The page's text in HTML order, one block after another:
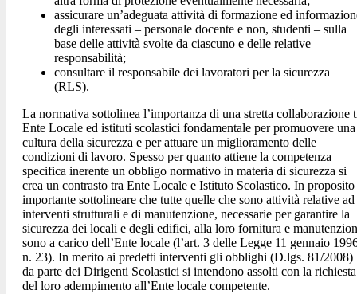
assicurare un’adeguata attività di formazione ed
degli interessati – personale docente e non, studenti – sulla
base delle attività svolte da ciascuno e delle relative
responsabilità;
consultare il responsabile dei lavoratori per la sicurezza
(RLS).
La normativa sottolinea l’importanza di una stretta collaborazione
Ente Locale ed istituti scolastici fondamentale per promuovere una
cultura della sicurezza e per attuare un miglioramento delle
condizioni di lavoro. Spesso per quanto attiene la competenza
specifica inerente un obbligo normativo in materia di sicurezza si
crea un contrasto tra Ente Locale e Istituto Scolastico. In proposito
importante sottolineare che tutte quelle che sono attività relative ad
interventi strutturali e di manutenzione, necessarie per garantire la
sicurezza dei locali e degli edifici, alla loro fornitura e
sono a carico dell’Ente locale (l’art. 3 delle Legge 11 gennaio
n. 23). In merito ai predetti interventi gli obblighi (D.lgs. 81/2008)
da parte dei Dirigenti Scolastici si intendono assolti con la richiesta
del loro adempimento all’Ente locale competente.